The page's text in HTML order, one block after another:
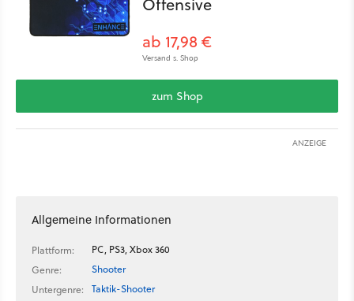
ab 17,98 €
Versand s. Shop
zum Shop
ANZEIGE
Allgemeine Informationen
Plattform:
PC, PS3, Xbox 360
Genre:
Shooter
Untergenre:
Taktik-Shooter